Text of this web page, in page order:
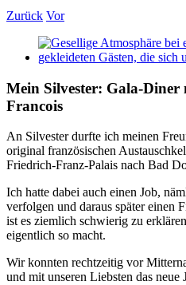
Zurück Vor
Zeige
grösseres
Mein Silvester: Gala-
Francois
An Silvester durfte ich meinen
original französischen
Friedrich-Franz-Palais nach Bad
Ich hatte dabei auch einen Job,
verfolgen und daraus später einen
ist es ziemlich schwierig zu
eigentlich so macht.
Wir konnten rechtzeitig vor
und mit unseren Liebsten das neue